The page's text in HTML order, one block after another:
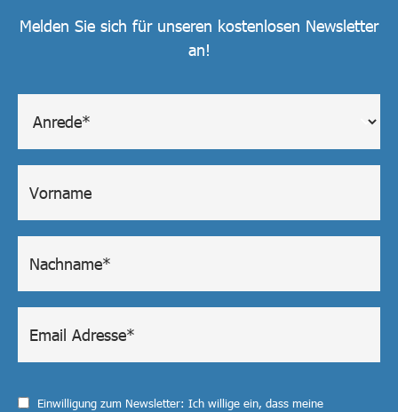
Melden Sie sich für unseren kostenlosen Newsletter
an!
Einwilligung zum Newsletter: Ich willige ein, dass meine